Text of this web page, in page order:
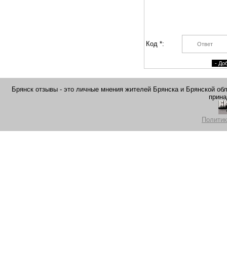
Код *:
Брянск отзывы - это личные мнения жителей Брянска и Брянской